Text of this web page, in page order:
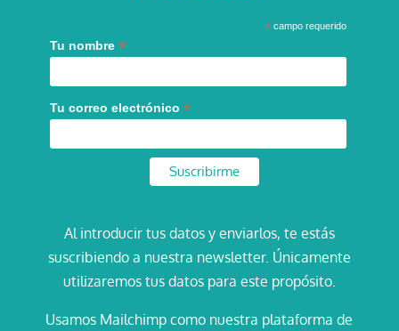
* campo requerido
Tu nombre *
Tu correo electrónico *
Al introducir tus datos y enviarlos, te estás
suscribiendo a nuestra newsletter. Únicamente
utilizaremos tus datos para este propósito.
Usamos Mailchimp como nuestra plataforma de